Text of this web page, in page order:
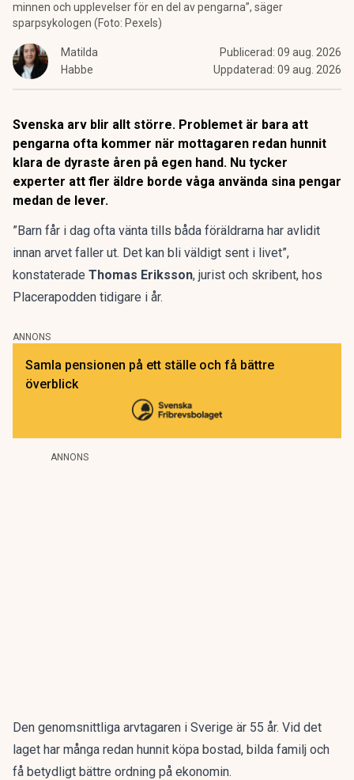
minnen och upplevelser för en del av pengarna”, säger
sparpsykologen (Foto: Pexels)
Matilda
Habbe
Publicerad: 09 aug. 2026
Uppdaterad: 09 aug. 2026
Svenska arv blir allt större. Problemet är bara att
pengarna ofta kommer när mottagaren redan hunnit
klara de dyraste åren på egen hand. Nu tycker
experter att fler äldre borde våga använda sina pengar
medan de lever.
”Barn får i dag ofta vänta tills båda föräldrarna har avlidit
innan arvet faller ut. Det kan bli väldigt sent i livet”,
konstaterade Thomas Eriksson, jurist och skribent, hos
Placerapodden tidigare i år.
ANNONS
Samla pensionen på ett ställe och få bättre
överblick
ANNONS
Den genomsnittliga arvtagaren i Sverige är 55 år. Vid det
laget har många redan hunnit köpa bostad, bilda familj och
få betydligt bättre ordning på ekonomin.